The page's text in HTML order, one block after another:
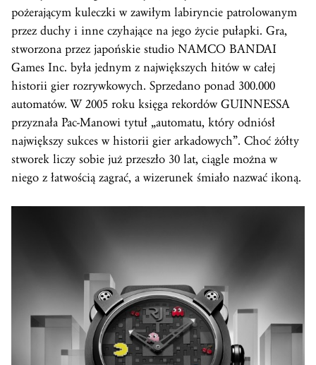
pożerającym kuleczki w zawiłym labiryncie patrolowanym
przez duchy i inne czyhające na jego życie pułapki. Gra,
stworzona przez japońskie studio NAMCO BANDAI
Games Inc. była jednym z największych hitów w całej
historii gier rozrywkowych. Sprzedano ponad 300.000
automatów. W 2005 roku księga rekordów GUINNESSA
przyznała Pac-Manowi tytuł „automatu, który odniósł
największy sukces w historii gier arkadowych”. Choć żółty
stworek liczy sobie już przeszło 30 lat, ciągle można w
niego z łatwością zagrać, a wizerunek śmiało nazwać ikoną.